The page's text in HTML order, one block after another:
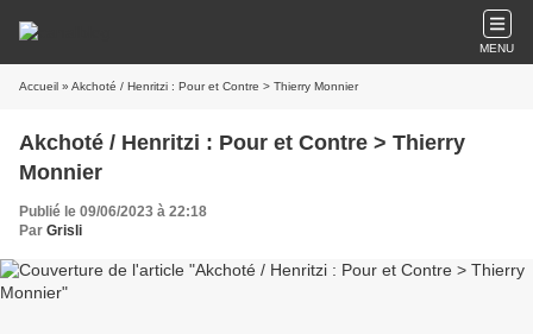
MENU
Accueil » Akchoté / Henritzi : Pour et Contre > Thierry Monnier
Akchoté / Henritzi : Pour et Contre > Thierry
Monnier
Publié le 09/06/2023 à 22:18
Par Grisli